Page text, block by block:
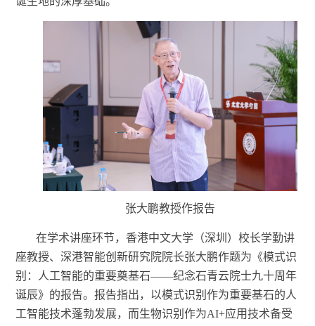
张大鹏教授作报告
在学术讲座环节， 香港中文大学（深圳）校长学勤讲
座教授、深港智能创新研究院院长张大鹏作题为《模式识
别：人工智能的重要奠基石——纪念石青云院士九十周年
诞辰》的报告。报告指出，以模式识别作为重要基石的人
工智能技术蓬勃发展，而生物识别作为AI+应用技术备受